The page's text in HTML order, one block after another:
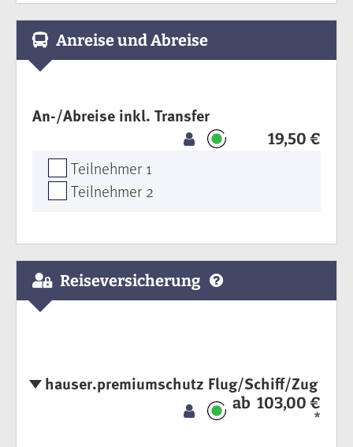
Anreise und Abreise
An-/Abreise inkl. Transfer
19,50 €
Teilnehmer 1
Teilnehmer 2
Reiseversicherung
hauser.premiumschutz Flug/Schiff/Zug
ab 103,00 €
*